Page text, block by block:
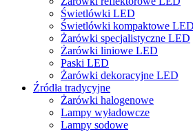
Świetlówki LED
Świetlówki kompaktowe LED
Żarówki specjalistyczne LED
Żarówki liniowe LED
Paski LED
Żarówki dekoracyjne LED
Źródła tradycyjne
Żarówki halogenowe
Lampy wyładowcze
Lampy sodowe